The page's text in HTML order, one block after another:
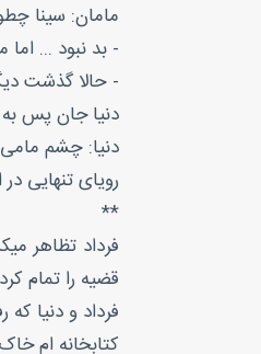
مامان: سینا
- بد نبود ...
- حالا گذشت
دنیا جان پس به
دنیا: چشم
رویای تنهایی
**
فرداد تظاهر
قضیه را تمام
فرداد و دنیا
کتابخانه ام